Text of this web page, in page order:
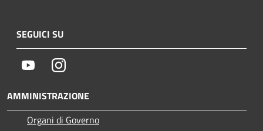
SEGUICI SU
YoutubeInstagram
AMMINISTRAZIONE
Organi di Governo